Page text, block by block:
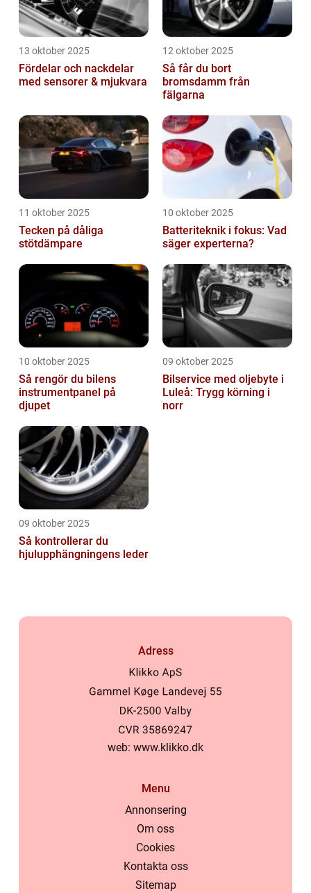
13 oktober 2025
Fördelar och nackdelar
med sensorer & mjukvara
12 oktober 2025
Så får du bort
bromsdamm från
fälgarna
11 oktober 2025
Tecken på dåliga
stötdämpare
10 oktober 2025
Batteriteknik i fokus: Vad
säger experterna?
10 oktober 2025
Så rengör du bilens
instrumentpanel på
djupet
09 oktober 2025
Bilservice med oljebyte i
Luleå: Trygg körning i
norr
09 oktober 2025
Så kontrollerar du
hjulupphängningens leder
Adress
web: www.klikko.dk
Menu
Annonsering
Om oss
Cookies
Kontakta oss
Sitemap